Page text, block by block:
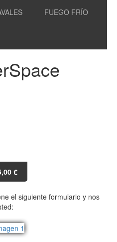
FUEGO FRÍO
€
el siguiente formulario y nos